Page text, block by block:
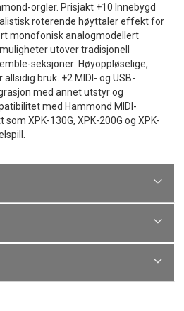
orgler. Prisjakt +10 Innebygd
roterende høyttaler effekt for
monofonisk analogmodellert
utover tradisjonell
seksjoner: Høyoppløselige,
bruk. +2 MIDI- og USB-
med annet utstyr og
med Hammond MIDI-
XPK-130G, XPK-200G og XPK-